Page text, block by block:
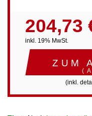
204,73
inkl. 19% MwSt.
ZUM
(inkl.